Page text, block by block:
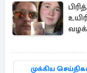
முக்கிய